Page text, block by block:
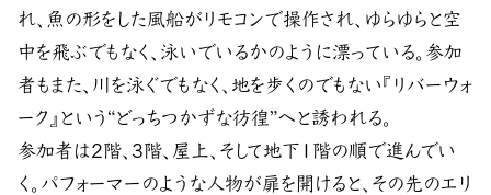
れ、魚の形をした風船がリモコンで操作され、ゆらゆらと空
中を飛ぶでもなく、泳いでいるかのように漂っている。参加
者もまた、川を泳ぐでもなく、地を歩くのでもない『リバーウォ
ーク』という“どっちつかずな彷徨”へと誘われる。
参加者は2階、3階、屋上、そして地下1階の順で進んでい
く。パフォーマーのような人物が扉を開けると、その先のエリ